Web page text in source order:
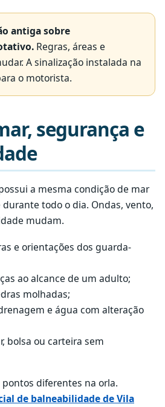
antiga sobre
Regras, áreas e
A sinalização instalada na
o motorista.
segurança e
a mesma condição de mar
todo o dia. Ondas, vento,
mudam.
e orientações dos guarda-
ao alcance de um adulto;
molhadas;
e água com alteração
bolsa ou carteira sem
diferentes na orla.
de balneabilidade de Vila